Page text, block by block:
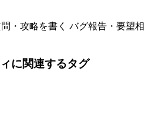
・攻略を書く バグ報告・要望相
に関連するタグ